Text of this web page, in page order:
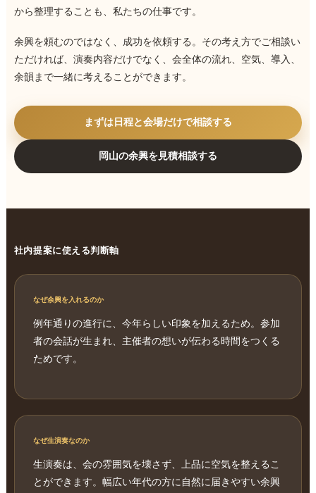
から整理することも、私たちの仕事です。
余興を頼むのではなく、成功を依頼する。その考え方でご相談い
ただければ、演奏内容だけでなく、会全体の流れ、空気、導入、
余韻まで一緒に考えることができます。
まずは日程と会場だけで相談する
岡山の余興を見積相談する
社内提案に使える判断軸
なぜ余興を入れるのか
例年通りの進行に、今年らしい印象を加えるため。参加
者の会話が生まれ、主催者の想いが伝わる時間をつくる
ためです。
なぜ生演奏なのか
生演奏は、会の雰囲気を壊さず、上品に空気を整えるこ
とができます。幅広い年代の方に自然に届きやすい余興